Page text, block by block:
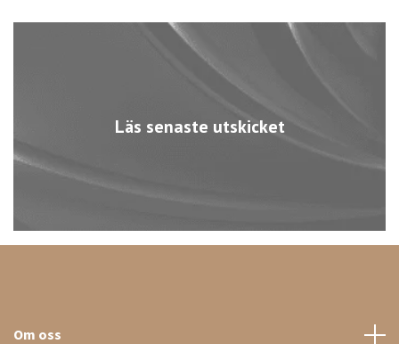
Läs senaste utskicket
Om oss